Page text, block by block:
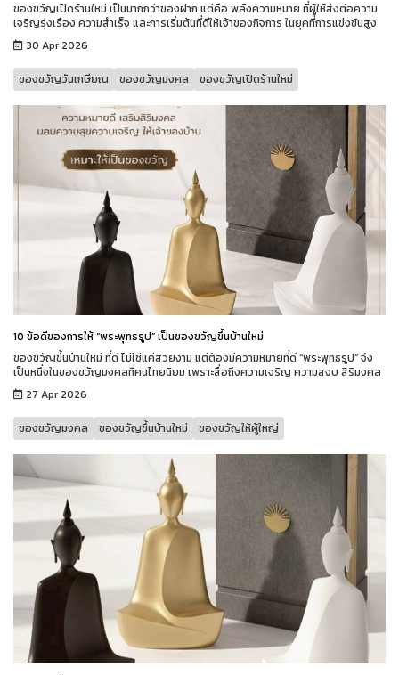
ของขวัญเปิดร้านใหม่ เป็นมากกว่าของฝาก แต่คือ พลังความหมาย ที่ผู้ให้ส่งต่อความ
เจริญรุ่งเรือง ความสำเร็จ และการเริ่มต้นที่ดีให้เจ้าของกิจการ ในยุคที่การแข่งขันสูง
30 Apr 2026
ของขวัญวันเกษียณ ของขวัญมงคล ของขวัญเปิดร้านใหม่
10 ข้อดีของการให้ “พระพุทธรูป” เป็นของขวัญขึ้นบ้านใหม่
ของขวัญขึ้นบ้านใหม่ ที่ดี ไม่ใช่แค่สวยงาม แต่ต้องมีความหมายที่ดี “พระพุทธรูป” จึง
เป็นหนึ่งในของขวัญมงคลที่คนไทยนิยม เพราะสื่อถึงความเจริญ ความสงบ สิริมงคล
27 Apr 2026
ของขวัญมงคล ของขวัญขึ้นบ้านใหม่ ของขวัญให้ผู้ใหญ่